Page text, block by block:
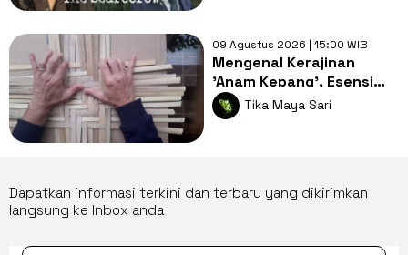
09 Agustus 2026 | 15:00 WIB
Mengenal Kerajinan
'Anam Kepang', Esensi
Edukatif yang Mati
Ditelan Zaman
Tika Maya Sari
Dapatkan informasi terkini dan terbaru yang dikirimkan
langsung ke Inbox anda